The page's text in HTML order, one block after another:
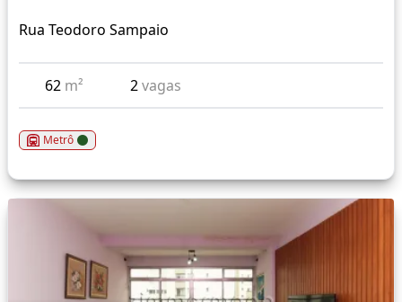
Rua Teodoro Sampaio
62 m² 2vagas
Metrô